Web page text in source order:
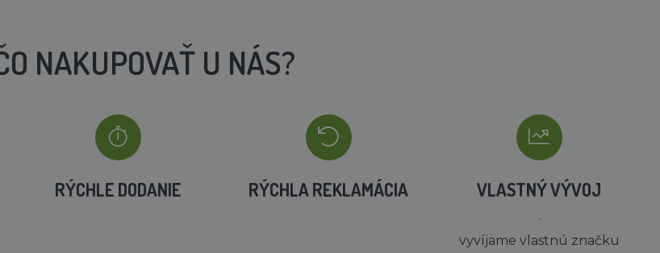
NAKUPOVAŤ U NÁS?
RÝCHLE DODANIE RÝCHLA REKLAMÁCIA VLASTNÝ VÝVOJ
´
vyvíjame vlastnú značku